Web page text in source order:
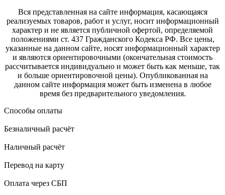
Вся представленная на сайте информация, касающаяся
реализуемых товаров, работ и услуг, носит информационный
характер и не является публичной офертой, определяемой
положениями ст. 437 Гражданского Кодекса РФ. Все цены,
указанные на данном сайте, носят информационный характер
и являются ориентировочными (окончательная стоимость
рассчитывается индивидуально и может быть как меньше, так
и больше ориентировочной цены). Опубликованная на
данном сайте информация может быть изменена в любое
время без предварительного уведомления.
Способы оплаты
Безналичный расчёт
Наличный расчёт
Перевод на карту
Оплата через СБП